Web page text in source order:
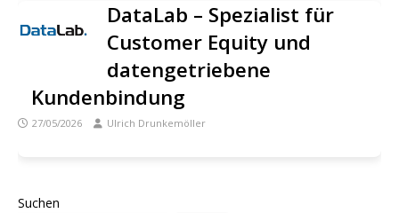
DataLab – Spezialist für
Customer Equity und
datengetriebene
Kundenbindung
27/05/2026 Ulrich Drunkemöller
Suchen